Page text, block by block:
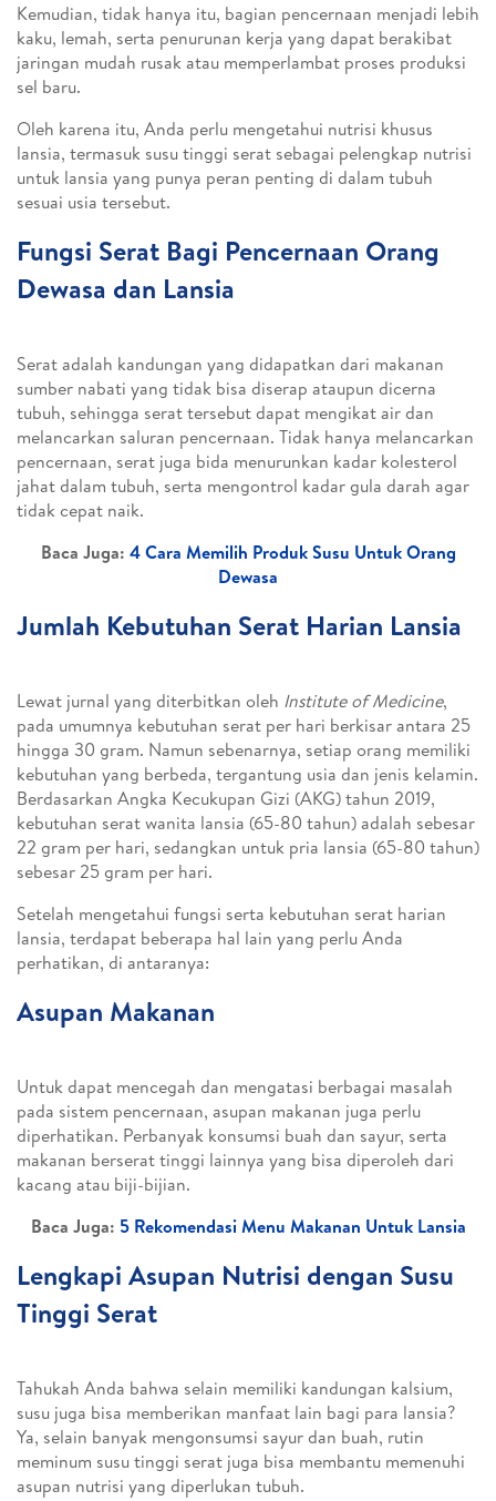
Kemudian, tidak hanya itu, bagian pencernaan menjadi lebih
kaku, lemah, serta penurunan kerja yang dapat berakibat
jaringan mudah rusak atau memperlambat proses produksi
sel baru.
Oleh karena itu, Anda perlu mengetahui nutrisi khusus
lansia, termasuk susu tinggi serat sebagai pelengkap nutrisi
untuk lansia yang punya peran penting di dalam tubuh
sesuai usia tersebut.
Fungsi Serat Bagi Pencernaan Orang
Dewasa dan Lansia
Serat adalah kandungan yang didapatkan dari makanan
sumber nabati yang tidak bisa diserap ataupun dicerna
tubuh, sehingga serat tersebut dapat mengikat air dan
melancarkan saluran pencernaan. Tidak hanya melancarkan
pencernaan, serat juga bida menurunkan kadar kolesterol
jahat dalam tubuh, serta mengontrol kadar gula darah agar
tidak cepat naik.
Baca Juga: 4 Cara Memilih Produk Susu Untuk Orang
Dewasa
Jumlah Kebutuhan Serat Harian Lansia
Lewat jurnal yang diterbitkan oleh Institute of Medicine,
pada umumnya kebutuhan serat per hari berkisar antara 25
hingga 30 gram. Namun sebenarnya, setiap orang memiliki
kebutuhan yang berbeda, tergantung usia dan jenis kelamin.
Berdasarkan Angka Kecukupan Gizi (AKG) tahun 2019,
kebutuhan serat wanita lansia (65-80 tahun) adalah sebesar
22 gram per hari, sedangkan untuk pria lansia (65-80 tahun)
sebesar 25 gram per hari.
Setelah mengetahui fungsi serta kebutuhan serat harian
lansia, terdapat beberapa hal lain yang perlu Anda
perhatikan, di antaranya:
Asupan Makanan
Untuk dapat mencegah dan mengatasi berbagai masalah
pada sistem pencernaan, asupan makanan juga perlu
diperhatikan. Perbanyak konsumsi buah dan sayur, serta
makanan berserat tinggi lainnya yang bisa diperoleh dari
kacang atau biji-bijian.
Baca Juga: 5 Rekomendasi Menu Makanan Untuk Lansia
Lengkapi Asupan Nutrisi dengan Susu
Tinggi Serat
Tahukah Anda bahwa selain memiliki kandungan kalsium,
susu juga bisa memberikan manfaat lain bagi para lansia?
Ya, selain banyak mengonsumsi sayur dan buah, rutin
meminum susu tinggi serat juga bisa membantu memenuhi
asupan nutrisi yang diperlukan tubuh.